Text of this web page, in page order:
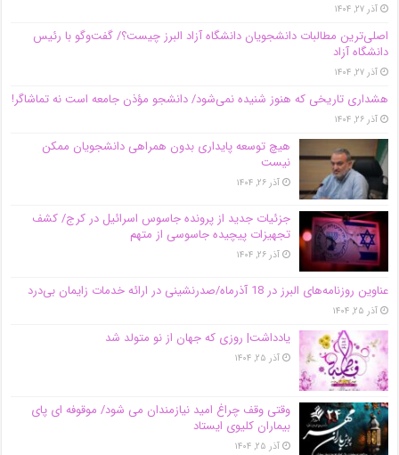
آذر ۲۷, ۱۴۰۴
اصلی‌ترین مطالبات دانشجویان دانشگاه آزاد البرز چیست؟/ گفت‌وگو با رئیس
دانشگاه آز‌اد
آذر ۲۷, ۱۴۰۴
هشداری تاریخی که هنوز شنیده نمی‌شود/ دانشجو مؤذن جامعه است نه تماشاگر!
آذر ۲۶, ۱۴۰۴
هیچ توسعه پایداری بدون همراهی دانشجویان ممکن
نیست
آذر ۲۶, ۱۴۰۴
جزئیات جدید از پرونده جاسوس اسرائیل در کرج/‌ کشف
تجهیزات پیچیده جاسوسی از متهم
آذر ۲۶, ۱۴۰۴
عناوین روزنامه‌های البرز در ‌18 آذرماه/صدرنشینی در ارائه خدمات زایمان بی‌درد
آذر ۲۵, ۱۴۰۴
یادداشت| روزی که جهان از نو متولد شد
آذر ۲۵, ۱۴۰۴
وقتی وقف چراغ امید نیازمندان می شود/ موقوفه ای پای
بیماران کلیوی ایستاد
آذر ۲۵, ۱۴۰۴